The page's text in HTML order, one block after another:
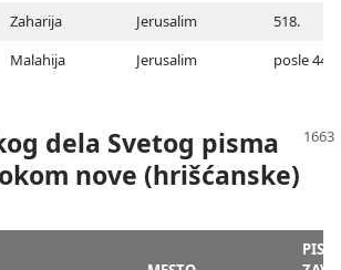
Zaharija Jerusalim
518.
Malahija Jerusalim posle 443.
dela Svetog pisma
nove (hrišćanske)